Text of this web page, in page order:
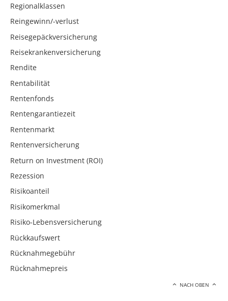
Regionalklassen
Reingewinn/-verlust
Reisegepäckversicherung
Reisekrankenversicherung
Rendite
Rentabilität
Rentenfonds
Rentengarantiezeit
Rentenmarkt
Rentenversicherung
Return on Investment (ROI)
Rezession
Risikoanteil
Risikomerkmal
Risiko-Lebensversicherung
Rückkaufswert
Rücknahmegebühr
Rücknahmepreis
NACH OBEN